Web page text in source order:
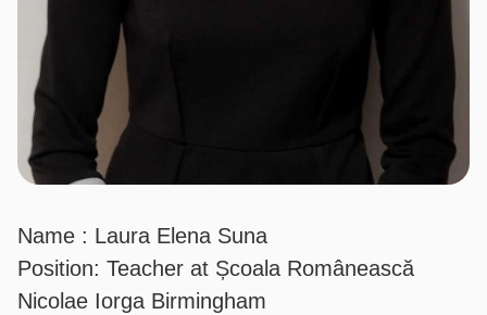
Name : Laura Elena Suna
Position: Teacher at Școala Românească
Nicolae Iorga Birmingham